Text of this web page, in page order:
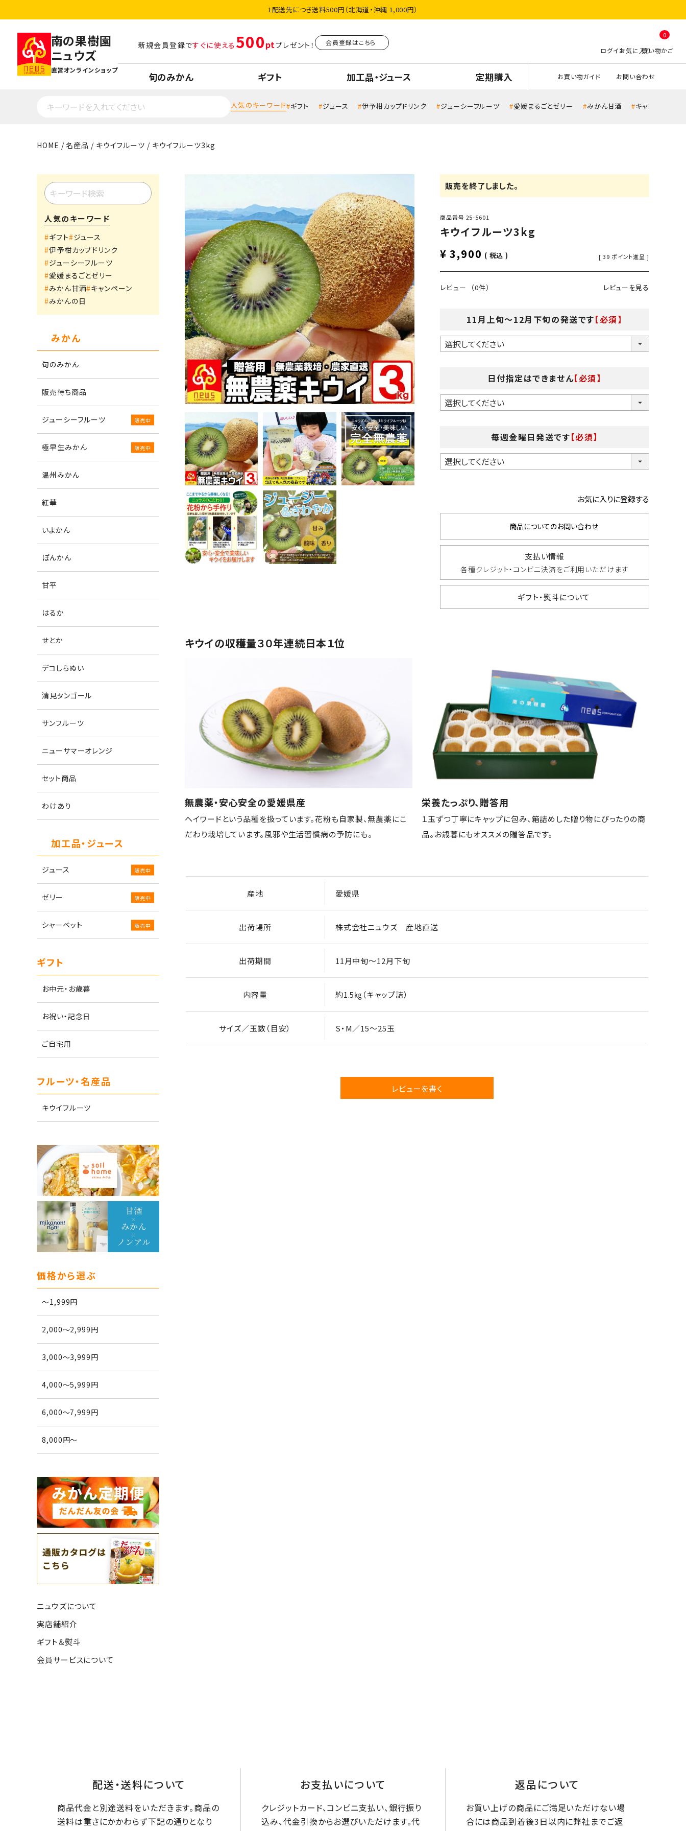
1配送先につき送料500円（北海道・沖縄 1,000円）
南の果樹園
ニュウズ
直営オンラインショップ
新規会員登録ですぐに使える 500 プレゼント！ 会員登録はこちら
0
旬のみかん ギフト 加工品・ジュース 定期購入 お買い物ガイド お問い合わせ
人気のキーワード ギフト ジュース 伊予柑カップドリンク ジューシーフルーツ 愛媛まるごとゼリー みかん甘酒 キャンペーン
HOME 名産品 キウイフルーツ キウイフルーツ3kg
人気のキーワード
ギフト ジュース
伊予柑カップドリンク
ジューシーフルーツ
愛媛まるごとゼリー
みかん甘酒 キャンペーン
みかんの日
みかん
旬のみかん
販売待ち商品
ジューシーフルーツ
極早生みかん
温州みかん
紅華
いよかん
ぽんかん
甘平
はるか
せとか
デコしらぬい
清見タンゴール
サンフルーツ
ニューサマーオレンジ
セット商品
わけあり
加工品・ジュース
ジュース
ゼリー
シャーベット
ギフト
お中元・お歳暮
お祝い・記念日
ご自宅用
フルーツ・名産品
キウイフルーツ
価格から選ぶ
～1,999円
2,000～2,999円
3,000～3,999円
4,000～5,999円
6,000～7,999円
8,000円～
ニュウズについて
実店舗紹介
ギフト＆熨斗
会員サービスについて
販売を終了しました。
商品番号 25-5601
キウイフルーツ3kg
¥ 3,900 税込 [ 39 ポイント進呈 ]
レビュー （0件） レビューを見る
11月上旬～12月下旬の発送です【必須】
日付指定はできません【必須】
毎週金曜日発送です【必須】
お気に入りに登録する
商品についてのお問い合わせ
支払い情報
各種クレジット・コンビニ決済をご利用いただけます
ギフト・熨斗について
キウイの収穫量３０年連続日本１位
無農薬・安心安全の愛媛県産
ヘイワードという品種を扱っています。花粉も自家製、無農薬にこ
だわり栽培しています。風邪や生活習慣病の予防にも。
栄養たっぷり、贈答用
１玉ずつ丁寧にキャップに包み、箱詰めした贈り物にぴったりの商
品。お歳暮にもオススメの贈答品です。
産地 愛媛県
出荷場所 株式会社ニュウズ 産地直送
出荷期間 11月中旬～12月下旬
内容量 約1.5㎏（キャップ詰）
サイズ／玉数（目安） S・M／15～25玉
レビューを書く
配送・送料について
商品代金と別途送料をいただきます。商品の
送料は重さにかかわらず下記の通りとなり
お支払いについて
クレジットカード、コンビニ支払い、銀行振り
込み、代金引換からお選びいただけます。代
返品について
お買い上げの商品にご満足いただけない場
合には商品到着後3日以内に弊社までご返